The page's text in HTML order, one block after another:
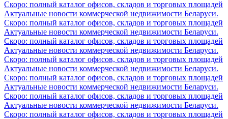
Скоро: полный каталог офисов, складов и торговых площадей
Актуальные новости коммерческой недвижимости Беларуси.
Скоро: полный каталог офисов, складов и торговых площадей
Актуальные новости коммерческой недвижимости Беларуси.
Скоро: полный каталог офисов, складов и торговых площадей
Актуальные новости коммерческой недвижимости Беларуси.
Скоро: полный каталог офисов, складов и торговых площадей
Актуальные новости коммерческой недвижимости Беларуси.
Скоро: полный каталог офисов, складов и торговых площадей
Актуальные новости коммерческой недвижимости Беларуси.
Скоро: полный каталог офисов, складов и торговых площадей
Актуальные новости коммерческой недвижимости Беларуси.
Скоро: полный каталог офисов, складов и торговых площадей